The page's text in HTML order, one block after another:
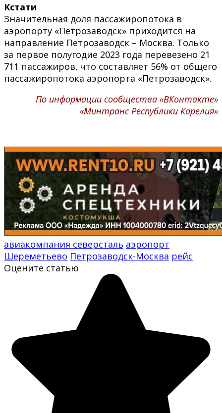
Кстати
Значительная доля пассажиропотока в
аэропорту «Петрозаводск» приходится на
направление Петрозаводск – Москва. Только
за первое полугодие 2023 года перевезено 21
711 пассажиров, что составляет 56% от общего
пассажиропотока аэропорта «Петрозаводск».
По информации сообщества «ВКонтакте»
«Минтранс Республики Карелия»
авиакомпания северсталь аэропорт
Шереметьево Петрозаводск-Москва рейс
Оцените статью